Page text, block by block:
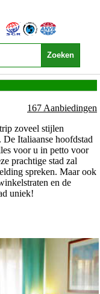
167 Aanbiedingen
zoveel stijlen
Italiaanse hoofdstad
voor u in petto voor
prachtige stad zal
spreken. Maar ook
en de
uniek!